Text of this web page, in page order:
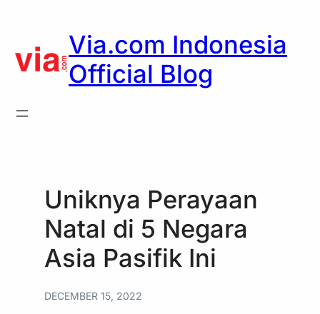
content
Via.com Indonesia
Official Blog
Uniknya Perayaan
Natal di 5 Negara
Asia Pasifik Ini
DECEMBER 15, 2022